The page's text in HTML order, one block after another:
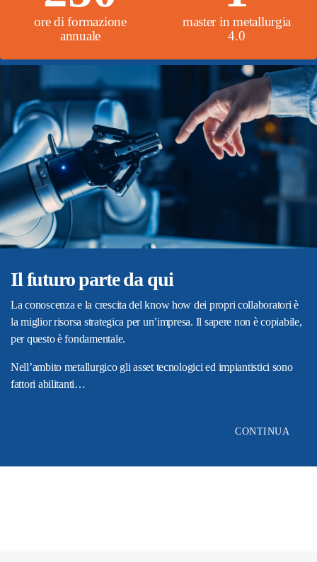
ore di formazione
annuale
master in metallurgia
4.0
Il futuro parte da qui
La conoscenza e la crescita del know how dei propri collaboratori è
la miglior risorsa strategica per un’impresa. Il sapere non è copiabile,
per questo è fondamentale.
Nell’ambito metallurgico gli asset tecnologici ed impiantistici sono
fattori abilitanti…
CONTINUA